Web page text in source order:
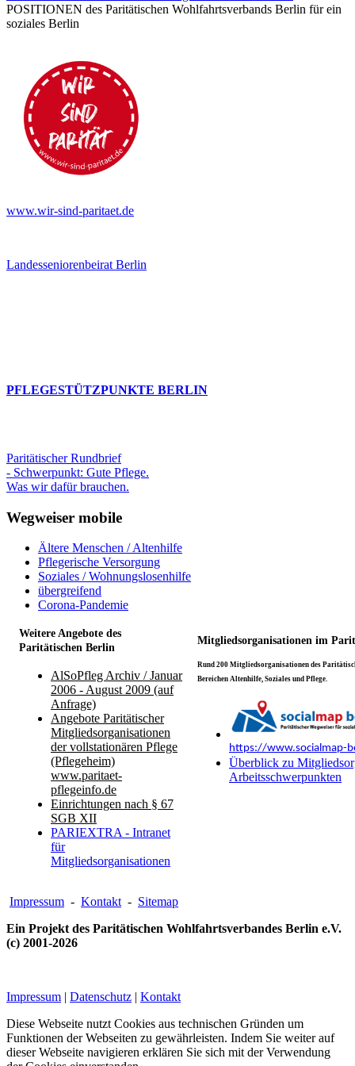
POSITIONEN des Paritätischen Wohlfahrtsverbands Berlin für ein
soziales Berlin
www.wir-sind-paritaet.de
Landesseniorenbeirat Berlin
PFLEGESTÜTZPUNKTE BERLIN
Paritätischer Rundbrief
- Schwerpunkt: Gute Pflege.
Was wir dafür brauchen.
Wegweiser mobile
Ältere Menschen / Altenhilfe
Pflegerische Versorgung
Soziales / Wohnungslosenhilfe
übergreifend
Corona-Pandemie
Weitere Angebote des
Paritätischen Berlin
Mitgliedsorganisationen im
AlSoPfleg Archiv / Januar
2006 - August 2009 (auf
Anfrage)
Angebote Paritätischer
Mitgliedsorganisationen
der vollstationären Pflege
(Pflegeheim)
www.paritaet-
pflegeinfo.de
Einrichtungen nach § 67
SGB XII
PARIEXTRA - Intranet
für
Mitgliedsorganisationen
Rund 200 Mitgliedsorganisationen des
Bereichen Altenhilfe, Soziales und Pflege.
https://www.socialmap-
Überblick zu
Arbeitsschwerpunkten
Impressum - Kontakt - Sitemap
Ein Projekt des Paritätischen Wohlfahrtsverbandes Berlin e.V.
(c) 2001-2026
Impressum | Datenschutz | Kontakt
Diese Webseite nutzt Cookies aus technischen Gründen um
Funktionen der Webseiten zu gewährleisten. Indem Sie weiter auf
dieser Webseite navigieren erklären Sie sich mit der Verwendung